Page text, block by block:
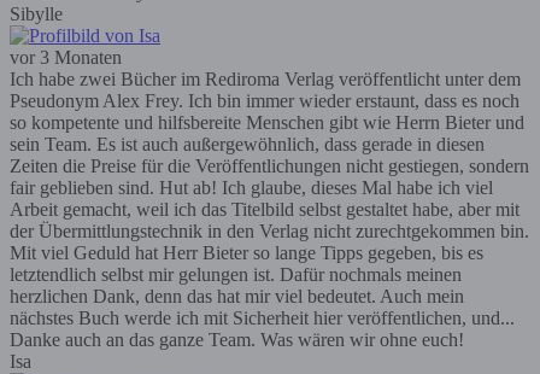
Sibylle
vor 3 Monaten
Ich habe zwei Bücher im Rediroma Verlag veröffentlicht unter dem
Pseudonym Alex Frey. Ich bin immer wieder erstaunt, dass es noch
so kompetente und hilfsbereite Menschen gibt wie Herrn Bieter und
sein Team. Es ist auch außergewöhnlich, dass gerade in diesen
Zeiten die Preise für die Veröffentlichungen nicht gestiegen, sondern
fair geblieben sind. Hut ab! Ich glaube, dieses Mal habe ich viel
Arbeit gemacht, weil ich das Titelbild selbst gestaltet habe, aber mit
der Übermittlungstechnik in den Verlag nicht zurechtgekommen bin.
Mit viel Geduld hat Herr Bieter so lange Tipps gegeben, bis es
letztendlich selbst mir gelungen ist. Dafür nochmals meinen
herzlichen Dank, denn das hat mir viel bedeutet. Auch mein
nächstes Buch werde ich mit Sicherheit hier veröffentlichen, und...
Danke auch an das ganze Team. Was wären wir ohne euch!
Isa